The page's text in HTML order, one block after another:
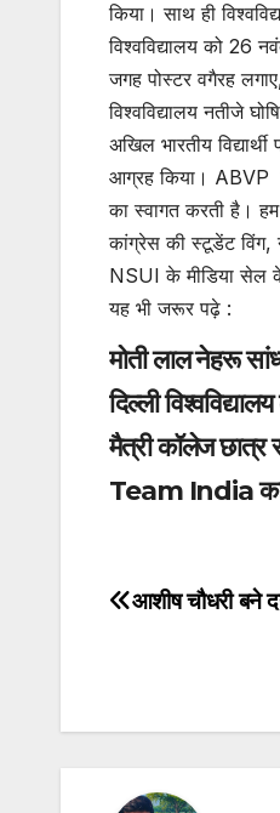
किया। साथ ही
विश्वविद्यालय को 26
जगह पोस्टर वगैरह
विश्वविद्यालय नतीजे
अखिल भारतीय
आग्रह किया। ABVP
का स्वागत करती है।
कांग्रेस की स्टूडेंट विंग,
NSUI के मीडिया सेल
यह भी जरूर पढ़े :
मोती लाल नेहरू
दिल्ली
मैत्री कॉलेज छात्र
Team India का
Post
आशीष चौधरी बने